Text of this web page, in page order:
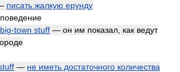
писать жалкую ерунду
town stuff — он им показал, как ведут
— не иметь достаточного количества